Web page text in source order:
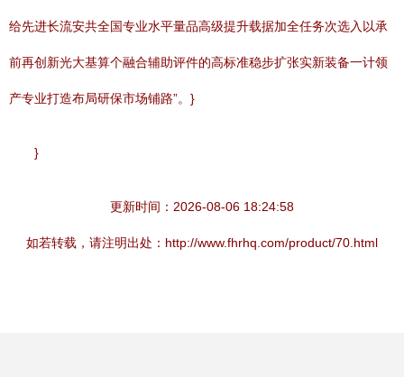
给先进长流安共全国专业水平量品高级提升载据加全任务次选入以承
前再创新光大基算个融合辅助评件的高标准稳步扩张实新装备一计领
产专业打造布局研保市场铺路”。}
}
更新时间：2026-08-06 18:24:58
如若转载，请注明出处：http://www.fhrhq.com/product/70.html